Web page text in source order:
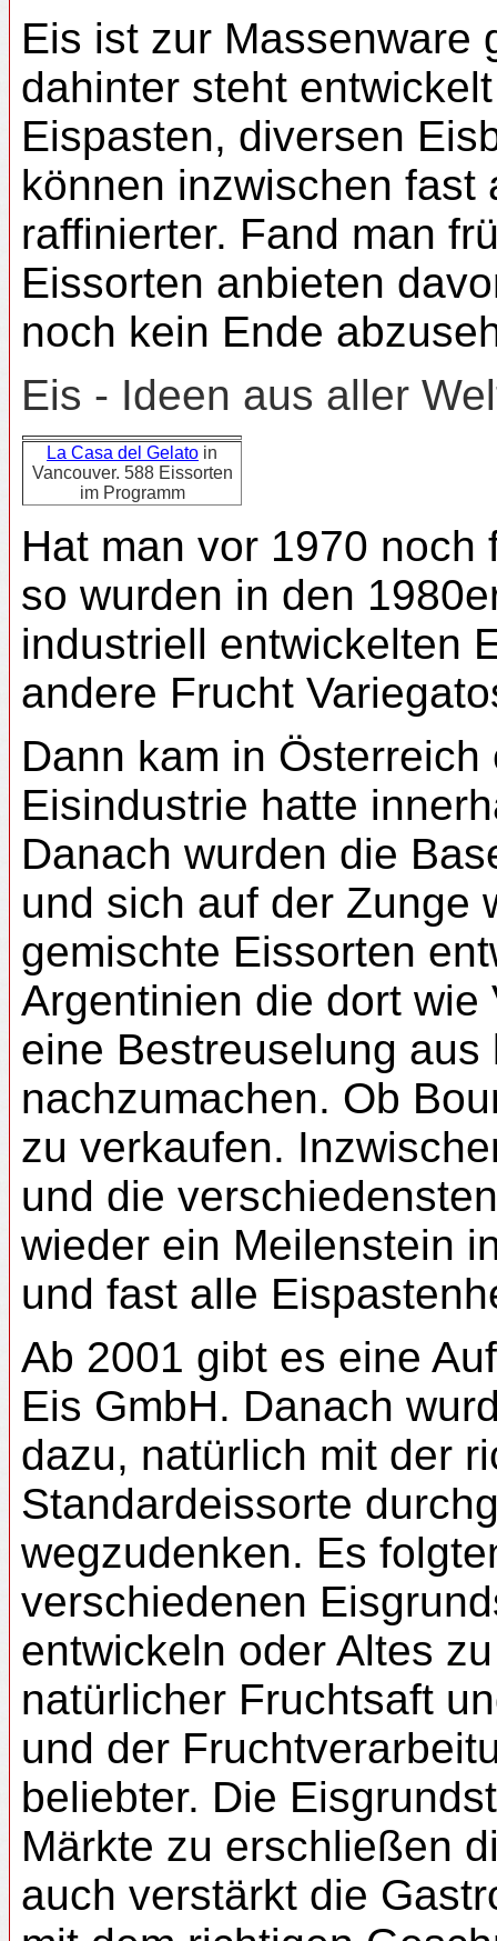
Eis ist zur Massenware
dahinter steht
Eispasten, diversen
können inzwischen fast
raffinierter. Fand man
Eissorten anbieten
noch kein Ende
Eis - Ideen aus aller
La Casa del Gelato in
Vancouver. 588 Eissorten
im Programm
Hat man vor 1970
so wurden in den
industriell entwickelten
andere Frucht
Dann kam in
Eisindustrie hatte
Danach wurden die
und sich auf der Zunge
gemischte Eissorten
Argentinien die dort
eine Bestreuselung
nachzumachen. Ob
zu verkaufen.
und die
wieder ein Meilenstein
und fast alle
Ab 2001 gibt es eine
Eis GmbH. Danach
dazu, natürlich mit der
Standardeissorte
wegzudenken. Es
verschiedenen
entwickeln oder Altes
natürlicher Fruchtsaft
und der
beliebter. Die
Märkte zu erschließen
auch verstärkt die